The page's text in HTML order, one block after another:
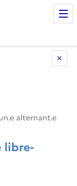
alternant.e
libre-